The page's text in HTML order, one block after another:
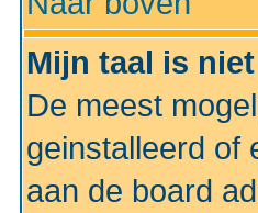
Mijn taal is
De meest
geinstalleerd of
aan de board